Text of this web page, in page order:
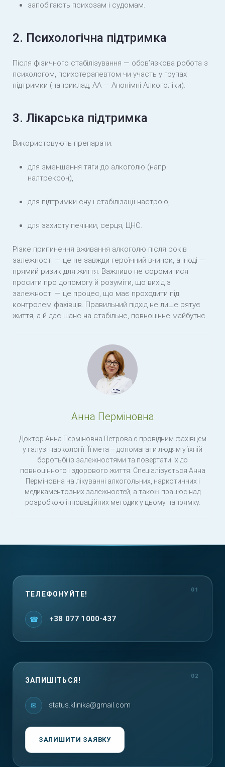
запобігають психозам і судомам.
2. Психологічна підтримка
Після фізичного стабілізування — обов’язкова робота з
психологом, психотерапевтом чи участь у групах
підтримки (наприклад, АА — Анонімні Алкоголіки).
3. Лікарська підтримка
Використовують препарати:
для зменшення тяги до алкоголю (напр.
налтрексон),
для підтримки сну і стабілізації настрою,
для захисту печінки, серця, ЦНС.
Різке припинення вживання алкоголю після років
залежності — це не завжди героїчний вчинок, а іноді —
прямий ризик для життя. Важливо не соромитися
просити про допомогу й розуміти, що вихід з
залежності — це процес, що має проходити під
контролем фахівців. Правильний підхід не лише рятує
життя, а й дає шанс на стабільне, повноцінне майбутнє.
Анна Перміновна
Доктор Анна Перміновна Петрова є провідним фахівцем
у галузі наркології. Її мета – допомагати людям у їхній
боротьбі із залежностями та повертати їх до
повноцінного і здорового життя. Спеціалізується Анна
Перміновна на лікуванні алкогольних, наркотичних і
медикаментозних залежностей, а також працює над
розробкою інноваційних методик у цьому напрямку.
ТЕЛЕФОНУЙТЕ!
+38 077 1000-437
ЗАПИШІТЬСЯ!
status.klinika@gmail.com
ЗАЛИШИТИ ЗАЯВКУ